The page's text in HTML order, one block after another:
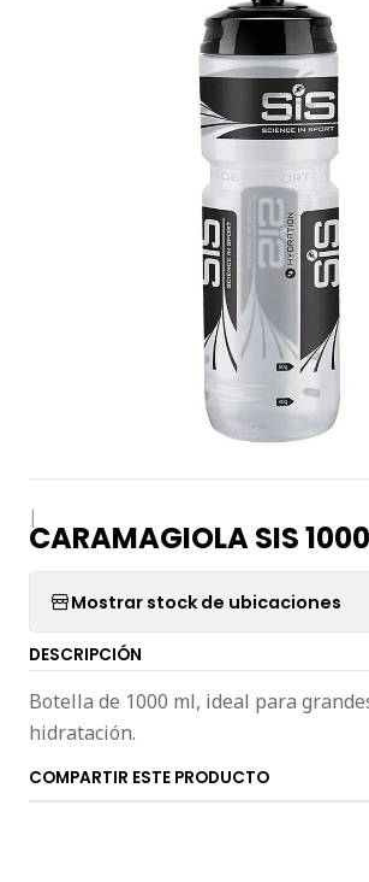
|
CARAMAGIOLA SIS
Mostrar stock de ubicaciones
DESCRIPCIÓN
Botella de 1000 ml, ideal para
hidratación.
COMPARTIR ESTE PRODUCTO